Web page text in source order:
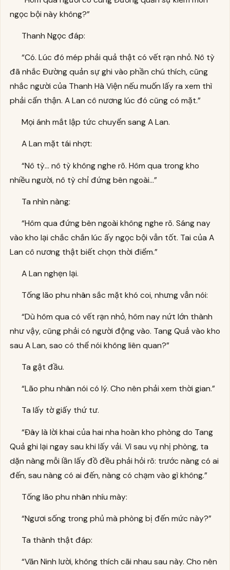
ngọc bội này không?”
Thanh Ngọc đáp:
“Có. Lúc đó mép phải quả thật có vết rạn nhỏ. Nô tỳ
đã nhắc Đường quản sự ghi vào phần chú thích, cũng
nhắc người của Thanh Hà Viện nếu muốn lấy ra xem thì
phải cẩn thận. A Lan cô nương lúc đó cũng có mặt.”
Mọi ánh mắt lập tức chuyển sang A Lan.
A Lan mặt tái nhợt:
“Nô tỳ… nô tỳ không nghe rõ. Hôm qua trong kho
nhiều người, nô tỳ chỉ đứng bên ngoài…”
Ta nhìn nàng:
“Hôm qua đứng bên ngoài không nghe rõ. Sáng nay
vào kho lại chắc chắn lúc ấy ngọc bội vẫn tốt. Tai của A
Lan cô nương thật biết chọn thời điểm.”
A Lan nghẹn lại.
Tống lão phu nhân sắc mặt khó coi, nhưng vẫn nói:
“Dù hôm qua có vết rạn nhỏ, hôm nay nứt lớn thành
như vậy, cũng phải có người động vào. Tang Quả vào kho
sau A Lan, sao có thể nói không liên quan?”
Ta gật đầu.
“Lão phu nhân nói có lý. Cho nên phải xem thời gian.”
Ta lấy tờ giấy thứ tư.
“Đây là lời khai của hai nha hoàn kho phòng do Tang
Quả ghi lại ngay sau khi lấy vải. Vì sau vụ nhị phòng, ta
dặn nàng mỗi lần lấy đồ đều phải hỏi rõ: trước nàng có ai
đến, sau nàng có ai đến, nàng có chạm vào gì không.”
Tống lão phu nhân nhíu mày:
“Ngươi sống trong phủ mà phòng bị đến mức này?”
Ta thành thật đáp:
“Vãn Ninh lười, không thích cãi nhau sau này. Cho nên